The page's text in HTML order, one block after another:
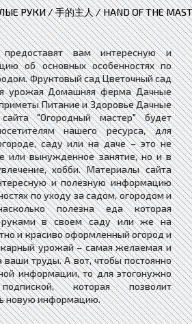
РУКИ / 手的主人 / HAND OF THE
вам интересную и
об основных особенностях по
​Фруктовый сад Цветочный сад
урожая Домашняя ферма Дачные
Питание и Здоровье Дачные
"Огородный мастер" будет
нашего ресурса, для
саду или на даче – это не
или вынужденное занятие, но и в
хобби. Материалы сайта
и полезную информацию
по уходу за садом, огородом и
полезна еда которая
в своем саду или же на
и красиво оформленный огород и
урожай – самая желаемая и
ваши труды. А вот, чтобы постоянно
информации, то для этогонужно
подпиской, которая позволит
новую информацию.